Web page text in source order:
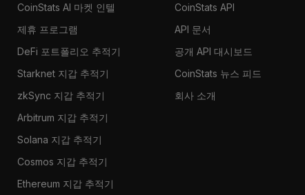
CoinStats AI 마켓 인텔
제휴 프로그램
DeFi 포트폴리오 추적기
Starknet 지갑 추적기
zkSync 지갑 추적기
Arbitrum 지갑 추적기
Solana 지갑 추적기
Cosmos 지갑 추적기
Ethereum 지갑 추적기
CoinStats API
API 문서
공개 API 대시보드
CoinStats 뉴스 피드
회사 소개